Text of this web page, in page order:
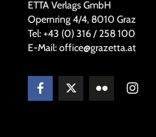
ETTA Verlags GmbH
Opernring 4/4, 8010 Graz
Tel: +43 (0) 316 / 258 100
E-Mail: office@grazetta.at